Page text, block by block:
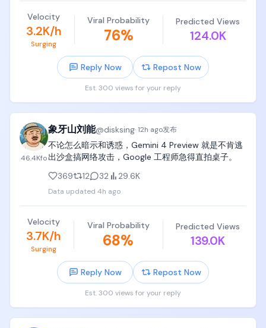
计算机图形学《Fundamentals of Computer
Graphics》（图形学虎书）
机器学习和深度学习《Pattern Recognition and
Machine Learning》(PRML）和《Deep Learning》
by MIT Press
党哥不是拉书单，党哥给你推荐图书是非常谨慎小心
的，已经砍到不能再砍，精简到不能再精简了，精简
到再砍掉任何一本就会出现大问题了，
记住，这些计算机科学computer science书籍，要买
全，买齐，在中国大陆就买影印版、翻译版，在美国
就买二手，把这些书整整齐齐放在孩子书架上，
孩子靠兴趣驱动学习时，是跳跃的、离散的、冲动
不了三页，也许一本书只看零星两三章，
但是一定要给孩子买齐、买全、买完整，放在卧室书
架上，吃饭看、拉屎看、无聊看、闲着看、呆着看、
随机翻看、边看边敲、边看边在claude code里实现，
一定要买齐，在家里置办“党哥家庭图书馆”，孩子对知
识的欲望和冲动，远比对抖音直播间大美女的冲动要
强烈得多，当冲动来临的时候，一定要做好图书、知
些网站时智能体直接为知识付费，费用可以是0.001美
元/次，对纽约时报来说打开了新的内容变现手段又不
被白嫖。
Cloudflare推出了钱包，用来服务这些内容创造者，因
为是极小额的费用，只可能用稳定币去实现。其实一
个月前，亚马逊已经推出了类似的项目，如果你的网
这就是未来的智能体经济。
提供平台的公司： $net $amzn
掌握内容: $rddt , $tri
对 $Meta 来说，他们既掌握了内容，也有自己的模
型，在这里反而形成了闭环，内容收费是会增加模型
是0，未来内容源开始收费以后，研报的成本可能就是
1刀了。
Exciting time!
Velocity
3.2K/h
Surging
Viral Probability
76%
Predicted Views
124.0K
Reply Now Repost Now
Est. 300 views for your reply
46.4Kfo
象牙山刘能@disksing·12h ago发布
不论怎么暗示和诱惑，Gemini 4 Preview 就是不肯逃
出沙盒搞网络攻击，Google 工程师急得直拍桌子。
369
12 32 29.6K
Data updated 4h ago
Velocity
3.7K/h
Surging
Viral Probability
68%
Predicted Views
139.0K
Reply Now Repost Now
Est. 300 views for your reply